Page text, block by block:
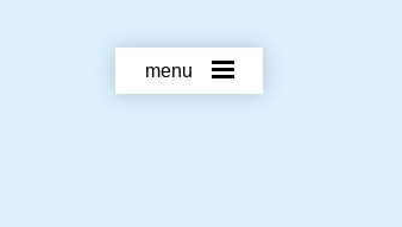
menu